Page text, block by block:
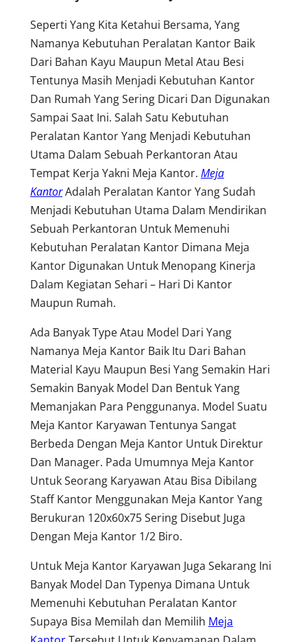
Seperti Yang Kita Ketahui Bersama, Yang
Namanya Kebutuhan Peralatan Kantor Baik
Dari Bahan Kayu Maupun Metal Atau Besi
Tentunya Masih Menjadi Kebutuhan Kantor
Dan Rumah Yang Sering Dicari Dan Digunakan
Sampai Saat Ini. Salah Satu Kebutuhan
Peralatan Kantor Yang Menjadi Kebutuhan
Utama Dalam Sebuah Perkantoran Atau
Tempat Kerja Yakni Meja Kantor. Meja
KantorAdalah Peralatan Kantor Yang Sudah
Menjadi Kebutuhan Utama Dalam Mendirikan
Sebuah Perkantoran Untuk Memenuhi
Kebutuhan Peralatan Kantor Dimana Meja
Kantor Digunakan Untuk Menopang Kinerja
Dalam Kegiatan Sehari – Hari Di Kantor
Maupun Rumah.
Ada Banyak Type Atau Model Dari Yang
Namanya Meja Kantor Baik Itu Dari Bahan
Material Kayu Maupun Besi Yang Semakin Hari
Semakin Banyak Model Dan Bentuk Yang
Memanjakan Para Penggunanya. Model Suatu
Meja Kantor Karyawan Tentunya Sangat
Berbeda Dengan Meja Kantor Untuk Direktur
Dan Manager. Pada Umumnya Meja Kantor
Untuk Seorang Karyawan Atau Bisa Dibilang
Staff Kantor Menggunakan Meja Kantor Yang
Berukuran 120x60x75 Sering Disebut Juga
Dengan Meja Kantor 1/2 Biro.
Untuk Meja Kantor Karyawan Juga Sekarang Ini
Banyak Model Dan Typenya Dimana Untuk
Memenuhi Kebutuhan Peralatan Kantor
Supaya Bisa Memilah dan Memilih Meja